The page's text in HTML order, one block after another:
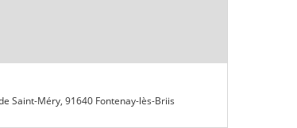
Saint-Méry, 91640 Fontenay-lès-Briis